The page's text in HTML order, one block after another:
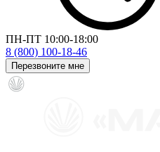
ПН-ПТ 10:00-18:00
8 (800) 100-18-46
Перезвоните мне